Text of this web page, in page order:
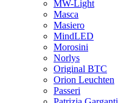
MW-Light
Masca
Masiero
MindLED
Morosini
Norlys
Original BTC
Orion Leuchten
Passeri